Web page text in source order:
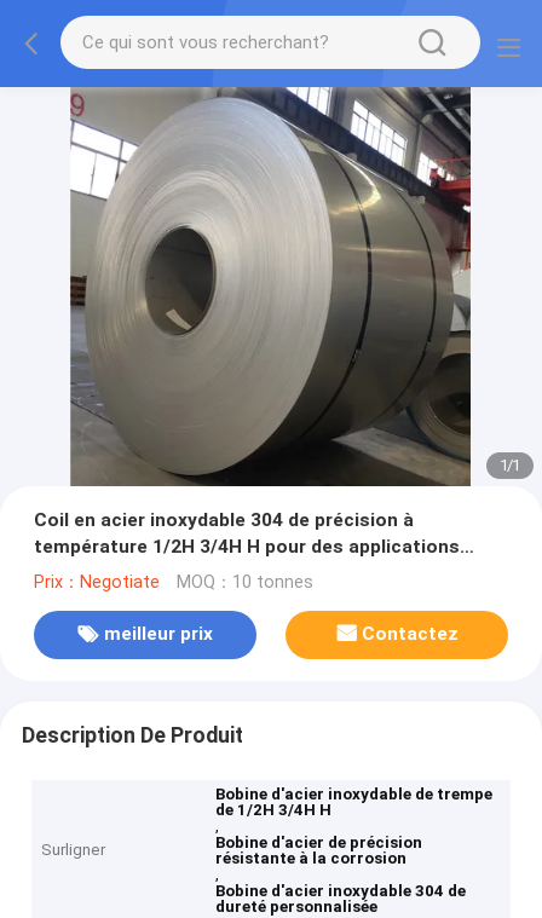
1/1
Coil en acier inoxydable 304 de précision à
température 1/2H 3/4H H pour des applications
résistantes à la corrosion et à la dureté
Prix：Negotiate MOQ：10 tonnes
meilleur prix Contactez
Description De Produit
Surligner
Bobine d'acier inoxydable de trempe
de 1/2H 3/4H H
,
Bobine d'acier de précision
résistante à la corrosion
,
Bobine d'acier inoxydable 304 de
dureté personnalisée